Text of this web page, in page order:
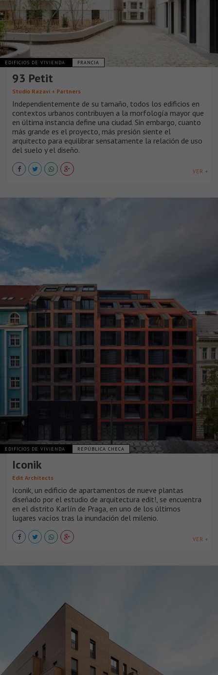
EDIFICIOS DE VIVIENDA FRANCIA
93 Petit
Studio Razavi + Partners
Independientemente de su tamaño, todos los edificios en
contextos urbanos contribuyen a la morfología mayor que
en última instancia define una ciudad. Sin embargo, cuanto
más grande es el proyecto, más presión siente el
arquitecto para equilibrar sensatamente la relación de uso
del suelo y el diseño.
VER +
EDIFICIOS DE VIVIENDA REPÚBLICA CHECA
Iconik
Edit Architects
Iconik, un edificio de apartamentos de nueve plantas
diseñado por el estudio de arquitectura edit!, se encuentra
en el distrito Karlín de Praga, en uno de los últimos
lugares vacíos tras la inundación del milenio.
VER +